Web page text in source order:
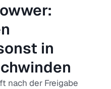
in
nach der Freigabe